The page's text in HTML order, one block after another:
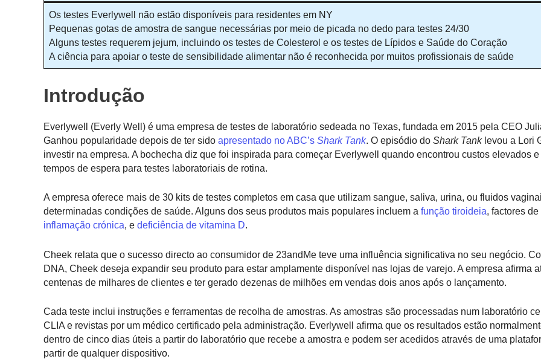
Os testes Everlywell não estão disponíveis para residentes em NY
Pequenas gotas de amostra de sangue necessárias por meio de picada no dedo para testes 24/30
Alguns testes requerem jejum, incluindo os testes de Colesterol e os testes de Lípidos e Saúde do Coração
A ciência para apoiar o teste de sensibilidade alimentar não é reconhecida por muitos profissionais de saúde
Introdução
Everlywell (Everly Well) é uma empresa de testes de laboratório sedeada no Texas, fundada em 2015 pela CEO
Ganhou popularidade depois de ter sido apresentado no ABC’s Shark Tank. O episódio do Shark Tanklevou a Lori
investir na empresa. A bochecha diz que foi inspirada para começar Everlywell quando encontrou custos elevados
tempos de espera para testes laboratoriais de rotina.
A empresa oferece mais de 30 kits de testes completos em casa que utilizam sangue, saliva, urina, ou fluidos
determinadas condições de saúde. Alguns dos seus produtos mais populares incluem a função tiroideia, factores
inflamação crónica, e deficiência de vitamina D.
Cheek relata que o sucesso directo ao consumidor de 23andMe teve uma influência significativa no seu negócio.
DNA, Cheek deseja expandir seu produto para estar amplamente disponível nas lojas de varejo. A empresa afirma
centenas de milhares de clientes e ter gerado dezenas de milhões em vendas dois anos após o lançamento.
Cada teste inclui instruções e ferramentas de recolha de amostras. As amostras são processadas num laboratório
CLIA e revistas por um médico certificado pela administração. Everlywell afirma que os resultados estão
dentro de cinco dias úteis a partir do laboratório que recebe a amostra e podem ser acedidos através de uma
partir de qualquer dispositivo.